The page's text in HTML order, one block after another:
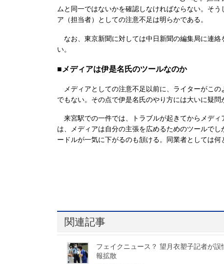
ムと同一ではないかを確認しなければならない。そ
ア（担当者）としての注意不足は明らかである。
なお、東京新聞に対しては中日新聞の編集局に連
い。
■メディアは伊是名氏のツールなのか
メディアとしての注意不足以前に、ライターがこの
でもない。その点で伊是名氏のやり方には大いに疑問
来宮駅での一件では、トラブルが起きてからメデ
は、メディアは自分の主張を広めるためのツールで
ードルが一気に下がるのも頷ける。同業者としては何
関連記事
フェイクニュース？ 望月衣塑子記者が誤
報拡散